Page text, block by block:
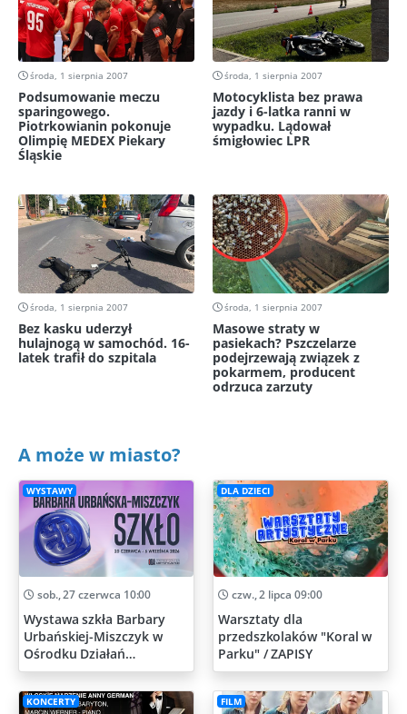
środa, 1 sierpnia 2007
Podsumowanie meczu
sparingowego.
Piotrkowianin pokonuje
Olimpię MEDEX Piekary
Śląskie
środa, 1 sierpnia 2007
Motocyklista bez prawa
jazdy i 6-latka ranni w
wypadku. Lądował
śmigłowiec LPR
środa, 1 sierpnia 2007
Bez kasku uderzył
hulajnogą w samochód. 16-
latek trafił do szpitala
środa, 1 sierpnia 2007
Masowe straty w
pasiekach? Pszczelarze
podejrzewają związek z
pokarmem, producent
odrzuca zarzuty
A może w miasto?
WYSTAWY
sob., 27 czerwca 10:00
Wystawa szkła Barbary
Urbańskiej-Miszczyk w
Ośrodku Działań
Artystycznych
DLA DZIECI
czw., 2 lipca 09:00
Warsztaty dla
przedszkolaków "Koral w
Parku" / ZAPISY
KONCERTY FILM